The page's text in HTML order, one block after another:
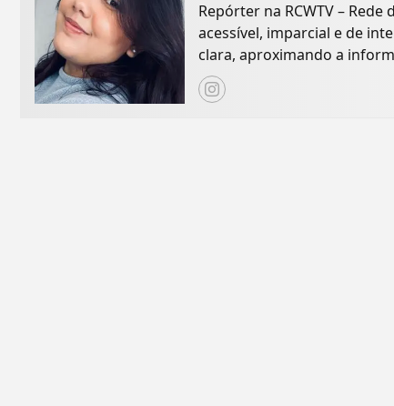
Repórter na RCWTV –
acessível, imparcial e de
clara, aproximando a
como Social...